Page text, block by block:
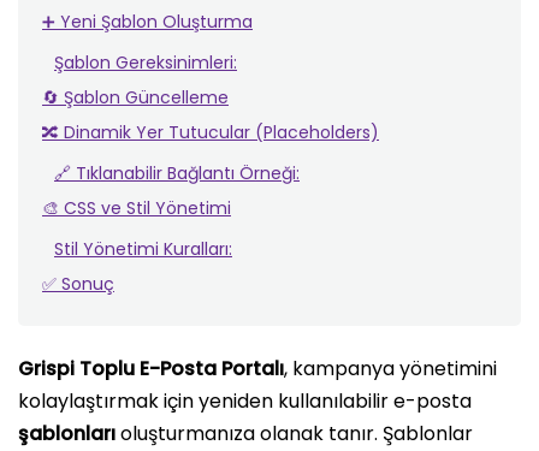
➕ Yeni Şablon Oluşturma
Şablon Gereksinimleri:
🔄 Şablon Güncelleme
🔀 Dinamik Yer Tutucular (Placeholders)
🔗 Tıklanabilir Bağlantı Örneği:
🎨 CSS ve Stil Yönetimi
Stil Yönetimi Kuralları:
✅ Sonuç
Grispi Toplu E-Posta Portalı, kampanya yönetimini
kolaylaştırmak için yeniden kullanılabilir e-posta
şablonlarıoluşturmanıza olanak tanır. Şablonlar